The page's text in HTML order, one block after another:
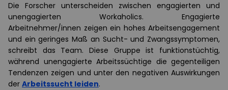
Die Forscher unterscheiden zwischen engagierten und
unengagierten Workaholics. Engagierte
Arbeitnehmer/innen zeigen ein hohes Arbeitsengagement
und ein geringes Maß an Sucht- und Zwangssymptomen,
schreibt das Team. Diese Gruppe ist funktionstüchtig,
während unengagierte Arbeitssüchtige die gegenteiligen
Tendenzen zeigen und unter den negativen Auswirkungen
der Arbeitssucht leiden.